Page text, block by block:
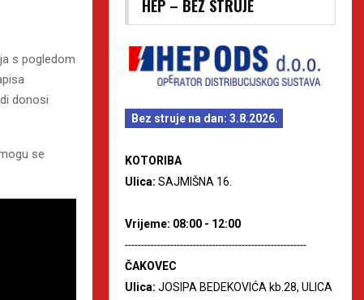
s pogledom
donosi
se
HEP – BEZ STRUJE
Bez struje na dan: 3.8.2026.
KOTORIBA
Ulica: SAJMIŠNA 16.
Vrijeme: 08:00 - 12:00
--------------------------------------------------------
ČAKOVEC
Ulica: JOSIPA BEDEKOVIĆA kb.28, ULICA